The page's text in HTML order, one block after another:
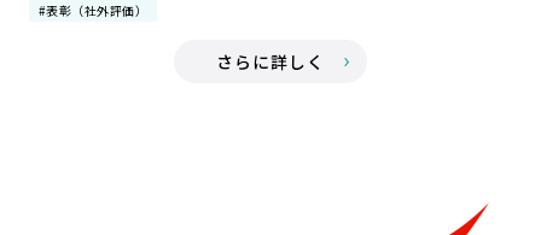
#表彰（社外評価）
さらに詳しく